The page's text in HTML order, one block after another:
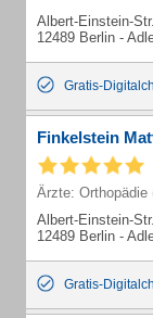
Albert-Einstein-
12489 Berlin -
Gratis-
Finkelstein
Ärzte: Orthopädie
Albert-Einstein-
12489 Berlin -
Gratis-